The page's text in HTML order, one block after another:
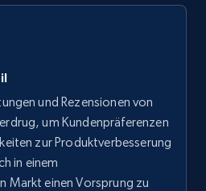
Jetzt anfangen
Find new products by
URL
Gtin,
Top reviews, and
und Rezensionen von
um Kundenpräferenzen
zur Produktverbesserung
in einem
Markt einen Vorsprung zu